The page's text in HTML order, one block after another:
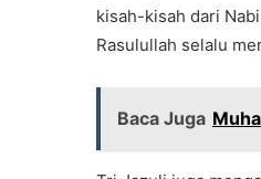
kisah-kisah dari
Rasulullah selalu
Baca Juga